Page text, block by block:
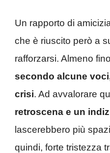
Un rapporto di
che è riuscito però a
rafforzarsi. Almeno
secondo alcune
crisi. Ad avvalorare
retroscena e un
lascerebbero più
quindi, forte tristezza